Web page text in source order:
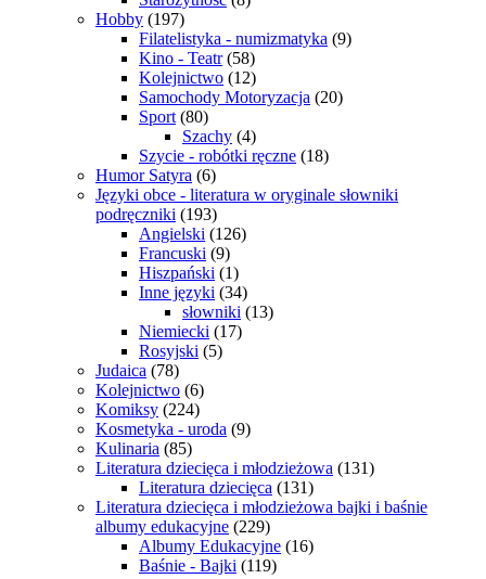
Hobby (197)
Filatelistyka - numizmatyka (9)
Kino - Teatr (58)
Kolejnictwo (12)
Samochody Motoryzacja (20)
Sport (80)
Szachy (4)
Szycie - robótki ręczne (18)
Humor Satyra (6)
Języki obce - literatura w oryginale słowniki
podręczniki (193)
Angielski (126)
Francuski (9)
Hiszpański (1)
Inne języki (34)
słowniki (13)
Niemiecki (17)
Rosyjski (5)
Judaica (78)
Kolejnictwo (6)
Komiksy (224)
Kosmetyka - uroda (9)
Kulinaria (85)
Literatura dziecięca i młodzieżowa (131)
Literatura dziecięca (131)
Literatura dziecięca i młodzieżowa bajki i baśnie
albumy edukacyjne (229)
Albumy Edukacyjne (16)
Baśnie - Bajki (119)